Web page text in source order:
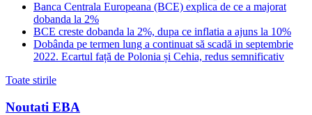
Banca Centrala Europeana (BCE) explica de ce a majorat
dobanda la 2%
BCE creste dobanda la 2%, dupa ce inflatia a ajuns la 10%
Dobânda pe termen lung a continuat să scadă in septembrie
2022. Ecartul față de Polonia și Cehia, redus semnificativ
Toate stirile
Noutati EBA